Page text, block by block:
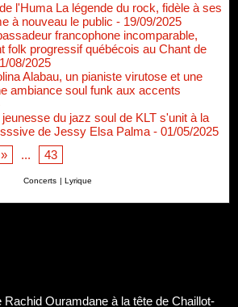
l'Huma La légende du rock, fidèle à ses
à nouveau le public - 19/09/2025
francophone incomparable,
folk progressif québécois au Chant de
08/2025
Alabau, un pianiste virutose et une
ambiance soul funk aux accents
du jazz soul de KLT s'unit à la
de Jessy Elsa Palma - 01/05/2025
» ... 43
Concerts | Lyrique